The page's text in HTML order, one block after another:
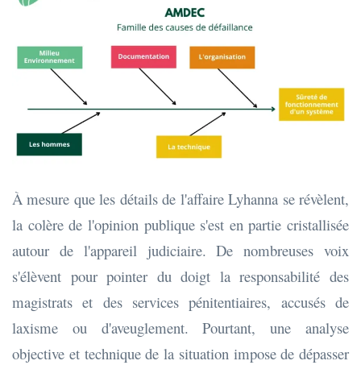
À mesure que les détails de l'affaire Lyhanna se révèlent,
la colère de l'opinion publique s'est en partie cristallisée
autour de l'appareil judiciaire. De nombreuses voix
s'élèvent pour pointer du doigt la responsabilité des
magistrats et des services pénitentiaires, accusés de
laxisme ou d'aveuglement. Pourtant, une analyse
objective et technique de la situation impose de dépasser